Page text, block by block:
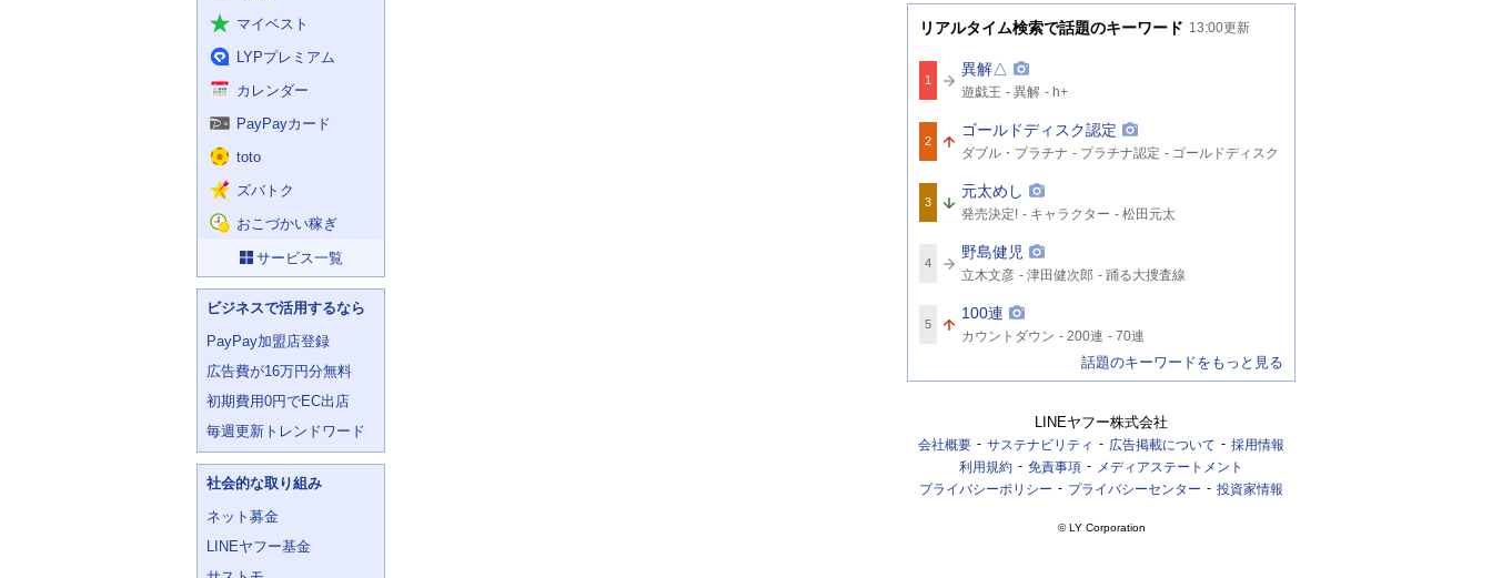
マイベスト
LYPプレミアム
カレンダー
PayPayカード
toto
ズバトク
おこづかい稼ぎ
サービス一覧
ビジネスで活用するなら
PayPay加盟店登録
広告費が16万円分無料
初期費用0円でEC出店
毎週更新トレンドワード
社会的な取り組み
ネット募金
LINEヤフー基金
リアルタイム検索で話題のキーワード 13:00更新
1
異解△
関
連
ー
ド
遊戯王 異解 h+
2
ゴールドディスク認定
関
連
ー
ド
ダブル・プラチナ プラチナ認定 ゴールドディスク
3
元太めし
関
連
ー
ド
発売決定! キャラクター 松田元太
4
野島健児
関
連
ー
ド
立木文彦 津田健次郎 踊る大捜査線
5
100連
関
連
カウントダウン 200連 70連
話題のキーワードをもっと見る
LINEヤフー株式会社
会社概要 サステナビリティ 広告掲載について
採用情報
利用規約
免責事項
メディアステートメント
プライバシーポリシー
プライバシーセンター 投資家情報
© LY Corporation